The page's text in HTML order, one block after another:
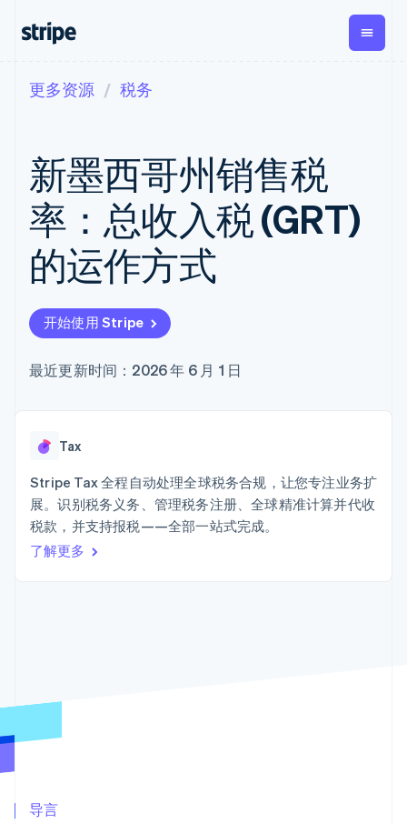
支付
在线支付
Managed
Payments
备案商家解决
方案
Payment links
无代码支付
预构建支付界
面
Elements
灵活的 UI 组件
Payment
接入 125+ 种支
Terminal
Authorization
Boost
支付成功率优
化
Link
加速结账
经常性收入
Metronome
按用量计费
Subscriptions
订阅管理
Invoicing
一次性或定期
Tax
销售税和增值
Revenue
Recognition
Stripe Sigma
Global
Payouts
向第三
方打款
Radar
Atlas
碳移除
按企业阶段
按应用场景
智能体商务
加密货币
电子商务
嵌入式金融
财务自动化
全球化企业
交易市场
按行业
AI 企业
酒店、旅游与休闲
文档
库与 SDK
Stripe Apps
指南
接受线上付款
实施预置结账流程
构建平台或交易市场
管理订阅
发行稳定币支持的支付卡
资源
应用集成
代码示例
学习
指南
支持
获取支持
托管支持方案
专业服务
公司
Stripe Press
联系销售
更多资源 税务
新墨西哥州销售税
率：总收入税 (GRT)
的运作方式
开始使用 Stripe
最近更新时间：2026 年 6 月 1 日
Tax
Stripe Tax 全程自动处理全球税务合规，让您专注业务扩
展。识别税务义务、管理税务注册、全球精准计算并代收
税款，并支持报税——全部一站式完成。
了解更多
导言